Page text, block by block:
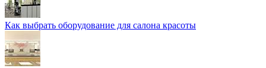
Как выбрать оборудование для салона красоты